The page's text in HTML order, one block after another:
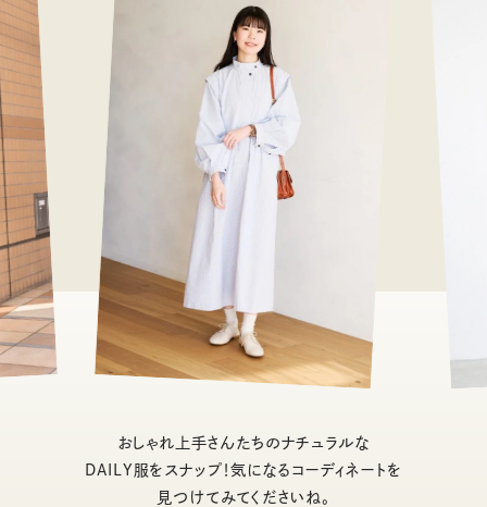
おしゃれ上手さんたちのナチュラルな
DAILY服をスナップ！気になるコーディネートを
見つけてみてくださいね。